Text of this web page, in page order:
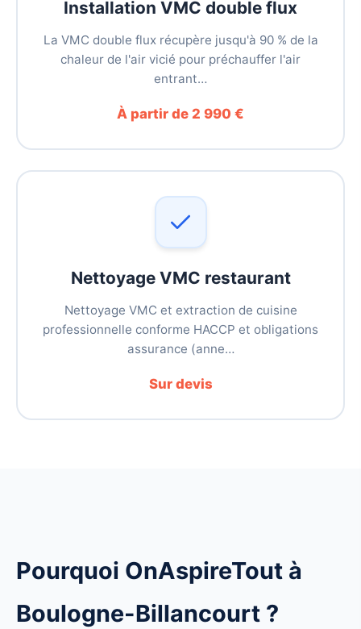
Installation VMC double flux
La VMC double flux récupère jusqu'à 90 % de la
chaleur de l'air vicié pour préchauffer l'air
entrant…
À partir de 2 990 €
Nettoyage VMC restaurant
Nettoyage VMC et extraction de cuisine
professionnelle conforme HACCP et obligations
assurance (anne…
Sur devis
Pourquoi OnAspireTout à
Boulogne-Billancourt ?